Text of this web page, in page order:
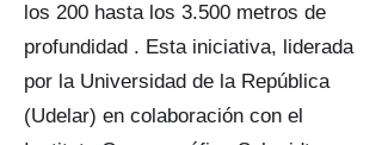
los 200 hasta los 3.500 metros de
profundidad . Esta iniciativa, liderada
por la Universidad de la República
(Udelar) en colaboración con el